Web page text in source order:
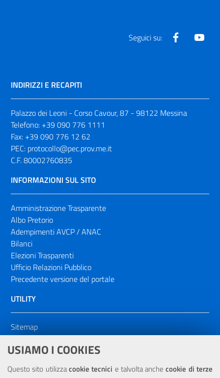
USIAMO I COOKIES
Questo sito utilizzacookie tecnici e talvolta anchecookie di terze
Seguici su: Facebook
INDIRIZZI E RECAPITI
Palazzo dei Leoni - Corso Cavour, 87 - 98122 Messina
Telefono: +39 090 776 1111
Fax: +39 090 776 12 62
PEC: protocollo@pec.prov.me.it
C.F. 80002760835
INFORMAZIONI SUL SITO
Amministrazione Trasparente
Albo Pretorio
Adempimenti AVCP / ANAC
Bilanci
Elezioni Trasparenti
Ufficio Relazioni Pubblico
Precedente versione del portale
UTILITY
Sitemap
Dichiarazione di accessibilità
NOTE LEGALI